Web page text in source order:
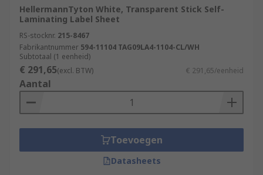
HellermannTyton White, Transparent Stick Self-
Laminating Label Sheet
RS-stocknr. 215-8467
Fabrikantnummer 594-11104 TAG09LA4-1104-CL/WH
Subtotaal (1 eenheid)
€ 291,65(excl. BTW) € 291,65/eenheid
Aantal
Toevoegen
Datasheets